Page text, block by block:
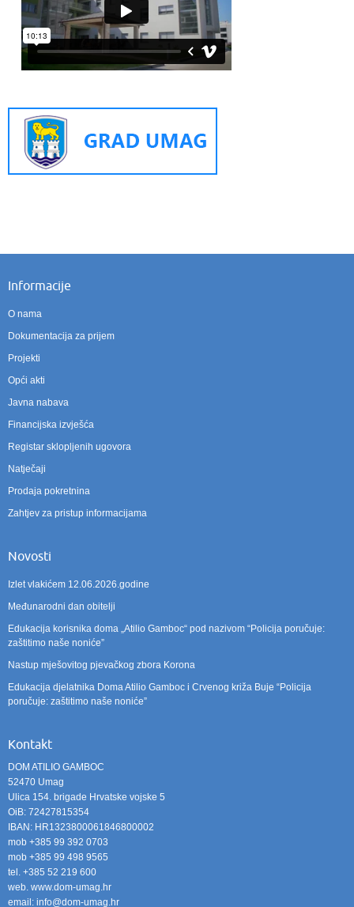
Informacije
O nama
Dokumentacija za prijem
Projekti
Opći akti
Javna nabava
Financijska izvješća
Registar sklopljenih ugovora
Natječaji
Prodaja pokretnina
Zahtjev za pristup informacijama
Novosti
Izlet vlakićem 12.06.2026.godine
Međunarodni dan obitelji
Edukacija korisnika doma „Atilio Gamboc“ pod nazivom “Policija poručuje:
zaštitimo naše noniće”
Nastup mješovitog pjevačkog zbora Korona
Edukacija djelatnika Doma Atilio Gamboc i Crvenog križa Buje “Policija
poručuje: zaštitimo naše noniće”
Kontakt
DOM ATILIO GAMBOC
52470 Umag
Ulica 154. brigade Hrvatske vojske 5
OiB: 72427815354
IBAN: HR1323800061846800002
mob +385 99 392 0703
mob +385 99 498 9565
tel. +385 52 219 600
web. www.dom-umag.hr
email: info@dom-umag.hr